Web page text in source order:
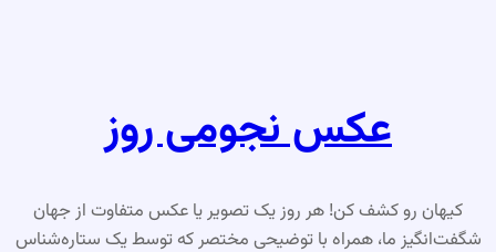
عکس نجومی روز
کیهان رو کشف کن! هر روز یک تصویر یا عکس متفاوت از جهان
شگفت‌انگیز ما، همراه با توضیحی مختصر که توسط یک ستاره‌شناس